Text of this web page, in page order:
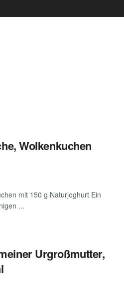
Wolkenkuchen
mit 150 g Naturjoghurt Ein
...
Urgroßmutter,